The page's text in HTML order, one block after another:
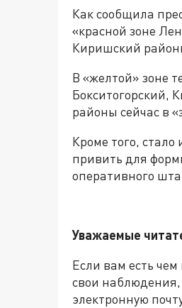
Как сообщила
«красной зоне
Киришский
В «желтой» зоне
Бокситогорский,
районы сейчас в
Кроме того,
привить для
оперативного
Уважаемые
Если вам есть
свои наблюдения,
электронную